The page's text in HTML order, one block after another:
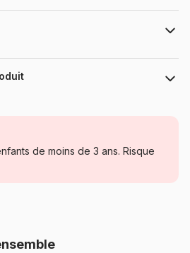
de moins de 3 ans. Risque